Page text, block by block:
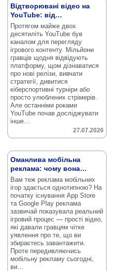
Відтворювані відео на
YouTube: від
експерименту до
офіційного контенту
Протягом майже двох
десятиліть YouTube був
каналом для перегляду
ігрового контенту. Мільйони
гравців щодня відвідують
платформу, щом дізнаватися
про нові релізи, вивчати
стратегії, дивитися
кіберспортивні турніри або
просто улюблених стрімерів.
Але останніми роками
YouTube почав досліджувати
інше…
27.07.2026
Оманлива мобільна
реклама: чому вона
працює
Вам теж реклама мобільних
ігор здається однотипною? На
початку існування App Store
та Google Play реклама
зазвичай показувала реальний
ігровий процес — прості відео,
які давали гравцям чітке
уявлення про те, що ви
збираєтесь завантажити.
Проте передивляючись
мобільну рекламу сьогодні,
ви…